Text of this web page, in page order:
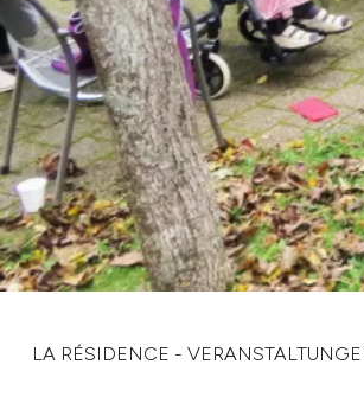
LA RÉSIDENCE -